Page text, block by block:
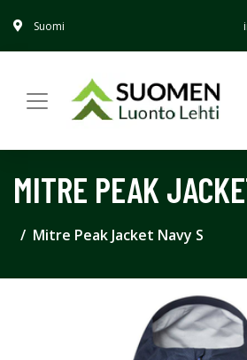
Suomi
MITRE PEAK
Mitre Peak Jacket Navy S